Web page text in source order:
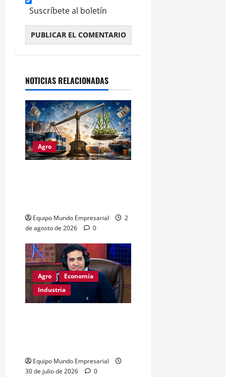
Suscríbete al boletín
NOTICIAS RELACIONADAS
Agro
Equipo Mundo Empresarial
2
de agosto de 2026
0
Agro
Economía
Industria
Equipo Mundo Empresarial
30 de julio de 2026
0